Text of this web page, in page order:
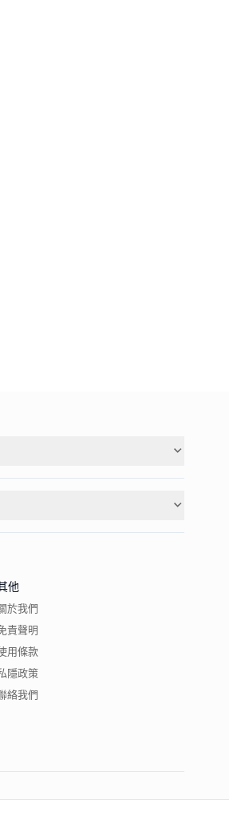
他
於我們
責聲明
用條款
隱政策
絡我們